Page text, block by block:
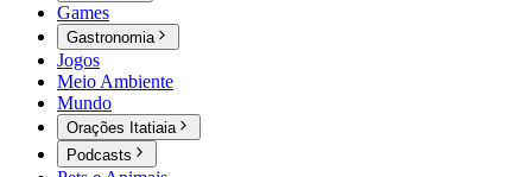
Games
Gastronomia
Jogos
Meio Ambiente
Mundo
Orações Itatiaia
Podcasts